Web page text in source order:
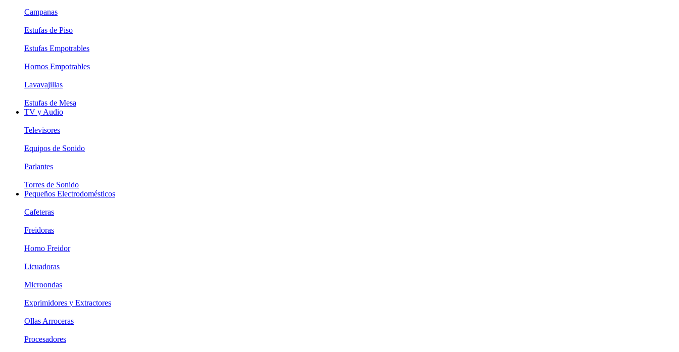
Campanas
Estufas de Piso
Estufas Empotrables
Hornos Empotrables
Lavavajillas
Estufas de Mesa
TV y Audio
Televisores
Equipos de Sonido
Parlantes
Torres de Sonido
Pequeños Electrodomésticos
Cafeteras
Freidoras
Horno Freidor
Licuadoras
Microondas
Exprimidores y Extractores
Ollas Arroceras
Procesadores